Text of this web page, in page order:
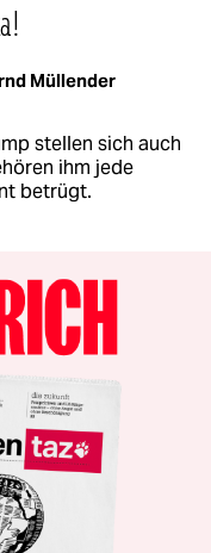
Müllender
stellen sich auch
ihm jede
betrügt.